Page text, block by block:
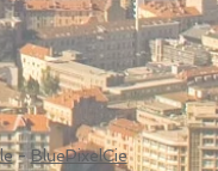
-BluePixelCie